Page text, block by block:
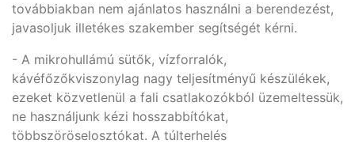
továbbiakban nem ajánlatos használni a berendezést,
javasoljuk illetékes szakember segítségét kérni.
- A mikrohullámú sütők, vízforralók,
kávéfőzőkviszonylag nagy teljesítményű készülékek,
ezeket közvetlenül a fali csatlakozókból üzemeltessük,
ne használjunk kézi hosszabbítókat,
többszöröselosztókat. A túlterhelés